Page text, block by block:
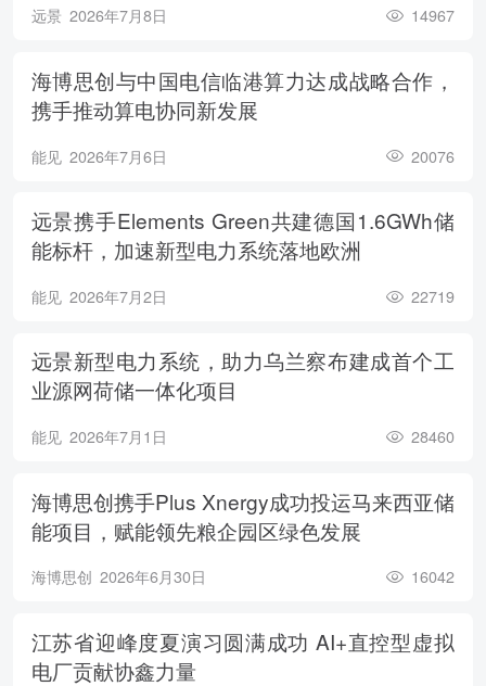
远景 2026年7月8日 14967
海博思创与中国电信临港算力达成战略合作，
携手推动算电协同新发展
能见 2026年7月6日 20076
远景携手Elements Green共建德国1.6GWh储
能标杆，加速新型电力系统落地欧洲
能见 2026年7月2日 22719
远景新型电力系统，助力乌兰察布建成首个工
业源网荷储一体化项目
能见 2026年7月1日 28460
海博思创携手Plus Xnergy成功投运马来西亚储
能项目，赋能领先粮企园区绿色发展
海博思创 2026年6月30日 16042
江苏省迎峰度夏演习圆满成功 AI+直控型虚拟
电厂贡献协鑫力量